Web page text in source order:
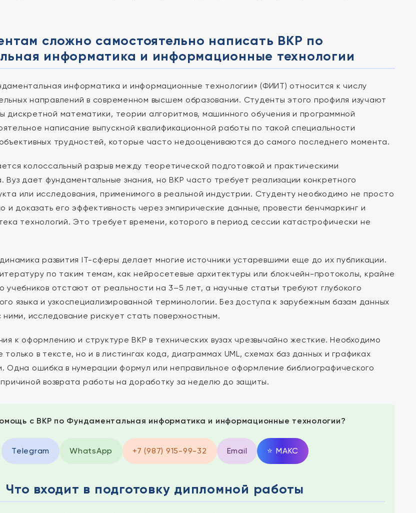
сложно самостоятельно написать ВКР по
информатика и информационные технологии
информатика и информационные технологии» (ФИИТ) относится к числу
направлений в современном высшем образовании. Студенты этого профиля изучают
дискретной математики, теории алгоритмов, машинного обучения и программной
написание выпускной квалификационной работы по такой специальности
трудностей, которые часто недооцениваются до самого последнего момента.
колоссальный разрыв между теоретической подготовкой и практическими
Вуз дает фундаментальные знания, но ВКР часто требует реализации конкретного
или исследования, применимого в реальной индустрии. Студенту необходимо не просто
и доказать его эффективность через эмпирические данные, провести бенчмаркинг и
технологий. Это требует времени, которого в период сессии катастрофически не
развития IT-сферы делает многие источники устаревшими еще до их публикации.
по таким темам, как нейросетевые архитектуры или блокчейн-протоколы, крайне
учебников отстают от реальности на 3–5 лет, а научные статьи требуют глубокого
языка и узкоспециализированной терминологии. Без доступа к зарубежным базам данных
исследование рискует стать поверхностным.
к оформлению и структуре ВКР в технических вузах чрезвычайно жесткие. Необходимо
в тексте, но и в листингах кода, диаграммах UML, схемах баз данных и графиках
Одна ошибка в нумерации формул или неправильное оформление библиографического
возврата работы на доработку за неделю до защиты.
с ВКР по Фундаментальная информатика и информационные технологии?
Telegram WhatsApp +7 (987) 915-99-32 Email ⭐ MAКС
Что входит в подготовку дипломной работы